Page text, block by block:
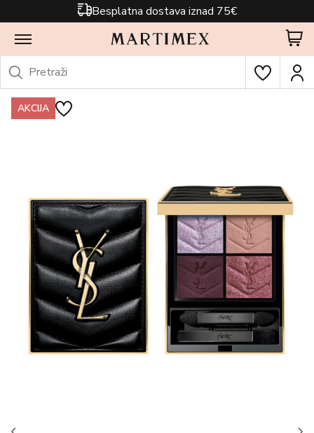
Besplatna dostava iznad 75€
AKCIJA